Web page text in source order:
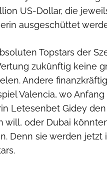
US-Dollar, die
ausgeschüttet
Topstars der
zukünftig keine
Andere
Valencia, wo
Letesenbet Gidey
will, oder Dubai
Denn sie werden jetzt